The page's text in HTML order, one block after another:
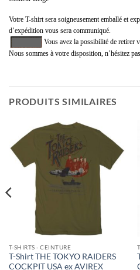
Votre T-shirt sera soigneusement emballé et
d’expédition vous sera communiqué.
Vous avez la possibilité de retirer
Nous sommes à votre disposition, n’hésitez
PRODUITS SIMILAIRES
T-SHIRTS - CEINTURE
T-Shirt THE TOKYO RAIDERS
COCKPIT USA ex AVIREX